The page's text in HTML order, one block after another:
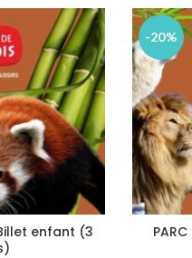
Billet enfant (3
-20%